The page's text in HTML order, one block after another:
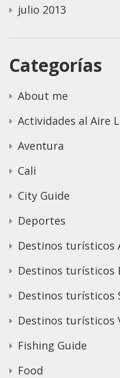
julio 2013
Categorías
About me
Actividades al Aire
Aventura
Cali
City Guide
Deportes
Destinos turísticos
Destinos turísticos
Destinos turísticos
Destinos turísticos
Fishing Guide
Food